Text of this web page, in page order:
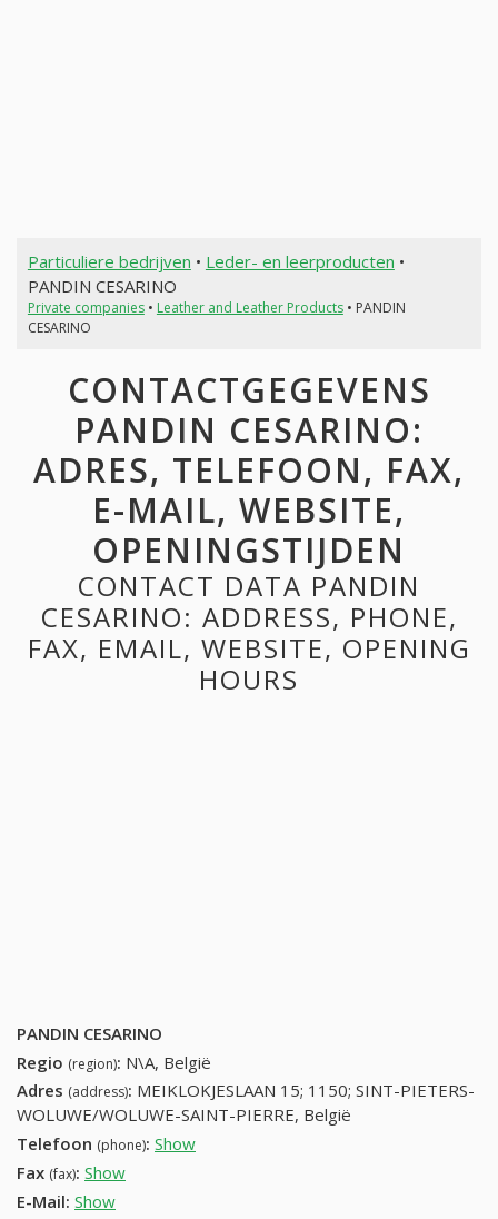
Particuliere bedrijven • Leder- en leerproducten •
PANDIN CESARINO
Private companies• Leather and Leather Products• PANDIN
CESARINO
CONTACTGEGEVENS
PANDIN CESARINO:
ADRES, TELEFOON, FAX,
E-MAIL, WEBSITE,
OPENINGSTIJDEN
CONTACT DATA PANDIN
CESARINO: ADDRESS, PHONE,
FAX, EMAIL, WEBSITE, OPENING
HOURS
PANDIN CESARINO
Regio (region): N\A, België
Adres (address): MEIKLOKJESLAAN 15; 1150; SINT-PIETERS-
WOLUWE/WOLUWE-SAINT-PIERRE, België
Telefoon (phone): Show
Fax (fax): Show
E-Mail: Show